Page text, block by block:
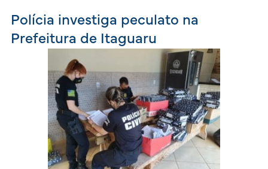
Polícia investiga peculato na
Prefeitura de Itaguaru